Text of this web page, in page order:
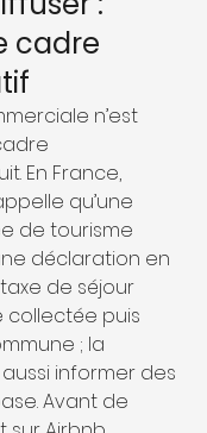
cadre
n’est
En France,
qu’une
de tourisme
déclaration en
de séjour
puis
; la
informer des
Avant de